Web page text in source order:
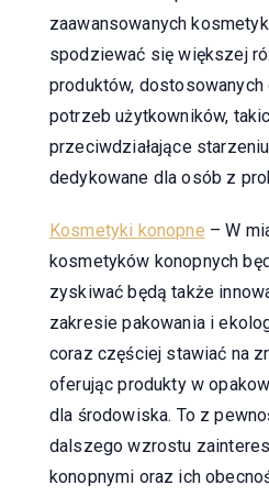
zaawansowanych
spodziewać się większej
produktów,
potrzeb użytkowników,
przeciwdziałające
dedykowane dla osób z
Kosmetyki konopne – W
kosmetyków konopnych
zyskiwać będą także
zakresie pakowania i
coraz częściej stawiać na
oferując produkty w
dla środowiska. To z
dalszego wzrostu
konopnymi oraz ich